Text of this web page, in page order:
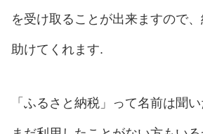
を受け取ることが出来ますので
助けてくれます.
「ふるさと納税」って名前は聞